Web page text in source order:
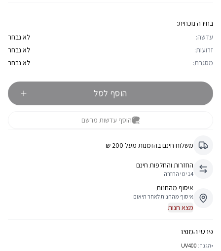
בחירה נוכחית:
עדשה:
לא נבחר
זרועות:
לא נבחר
מסגרת:
לא נבחר
הוסף לסל
הוסף עדשות מרשם
משלוח חינם בהזמנות מעל 200 ₪
החזרות והחלפות חינם
14 ימי החזרה
איסוף מהחנות
איסוף מהחנות לאחר תיאום
מצא חנות
פרטי המוצר
•הגנה: UV400